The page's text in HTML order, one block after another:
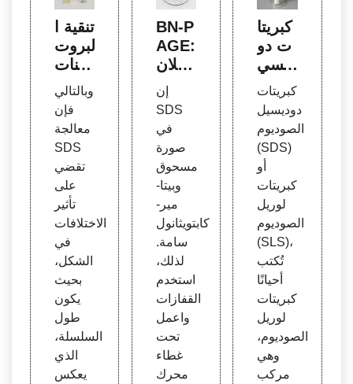
تنقية ا
لبروت
ينات
واكتش
افها و
توصي
فها - ب
ا الخلا
يا الج
زيئية
- رف
كتب
NCBI
وبالتالي
فإن
معالجة
SDS
تقضي
على
تأثير
الاختلافات
في
الشكل،
بحيث
يكون
طول
السلسلة،
الذي
يعكس
BN-P
AGE:
رحلان
كهربا
ئي ج
ل بول
ي أكر
يلاميد
أصلي
أزرق
BN-P
AGE:
رحلان
ئي ج
ل بول
ي أكر
يلاميد
أصلي
إن
SDS
في
صورة
مسحوق
وبيتا-
مير-
كابتويثانول
سامة.
لذلك،
استخدم
القفازات
واعمل
تحت
غطاء
محرك
كبريتا
ت دو
ديسي
ل الص
وديوم
كبريتات
دوديسيل
الصوديوم
(SDS)
أو
كبريتات
لوريل
الصوديوم
(SLS)،
تُكتب
أحيانًا
كبريتات
لوريل
الصوديوم،
وهي
مركب